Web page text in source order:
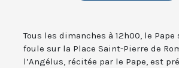
Tous les dimanches à 12h00, le Pape
foule sur la Place Saint-Pierre de
l’Angélus, récitée par le Pape, est